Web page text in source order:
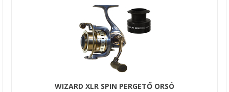
WIZARD XLR SPIN PERGETŐ ORSÓ